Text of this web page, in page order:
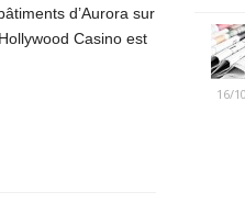
d’Aurora sur
Casino est
16/